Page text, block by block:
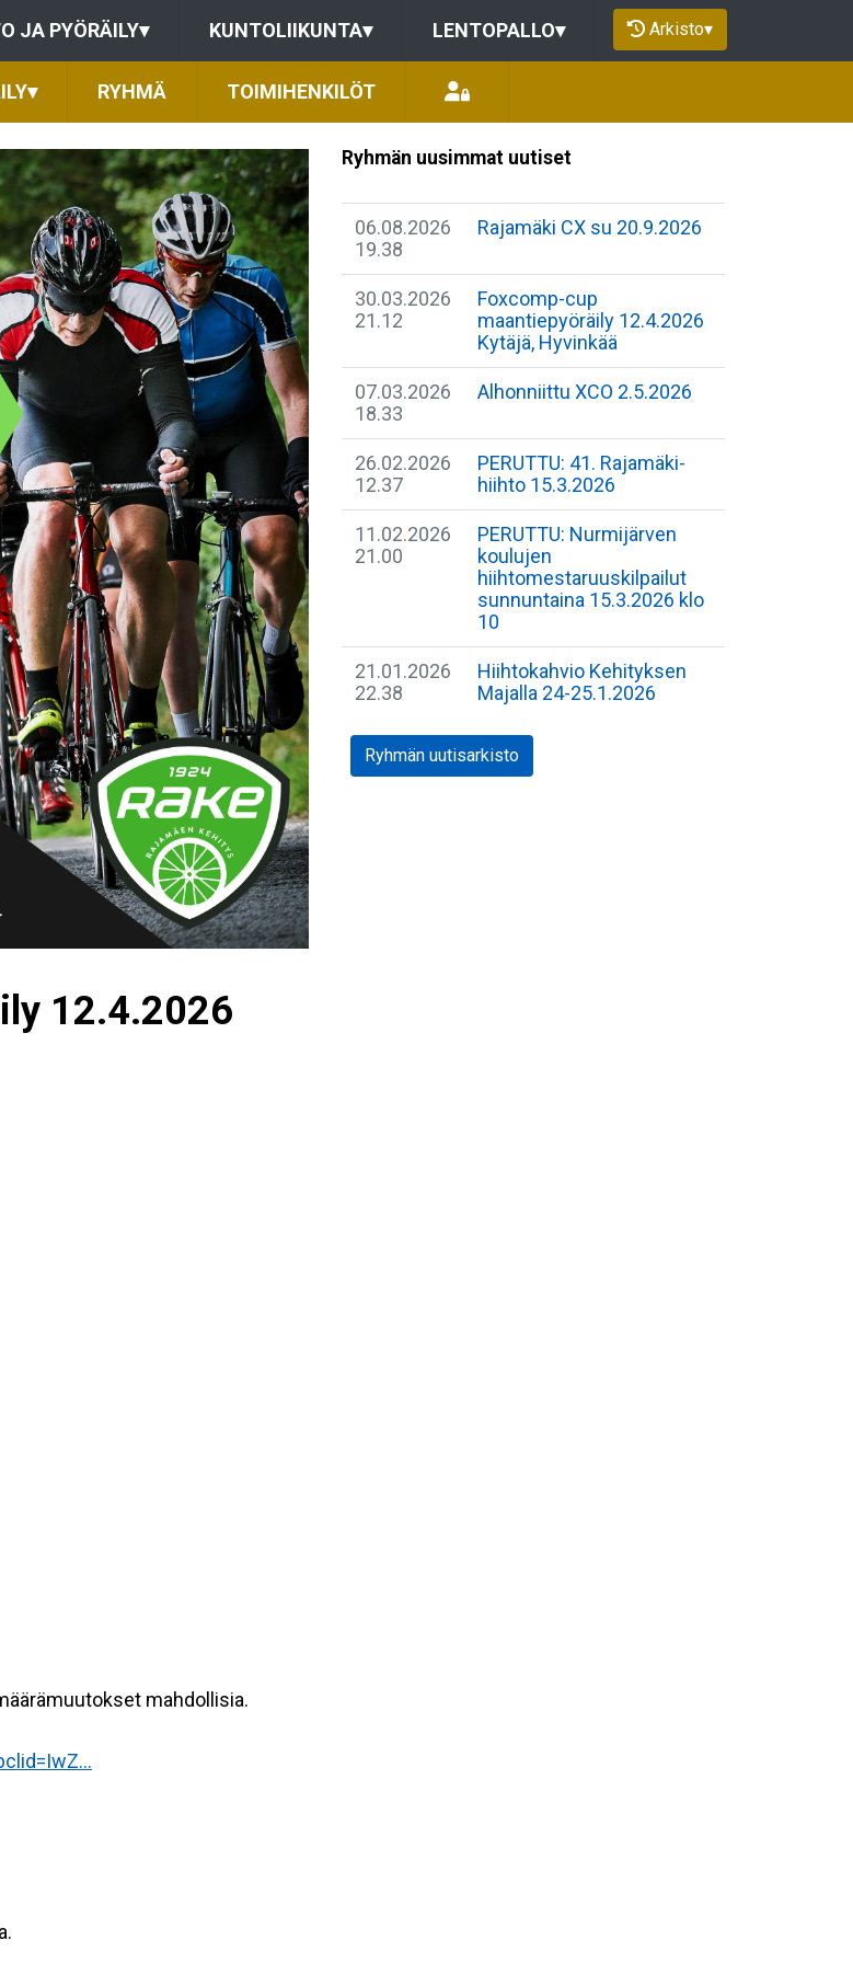
JA PYÖRÄILY▾ KUNTOLIIKUNTA▾ LENTOPALLO▾ Arkisto▾
▾ RYHMÄ TOIMIHENKILÖT
12.4.2026
mahdollisia.
Ryhmän uusimmat uutiset
06.08.2026
19.38
Rajamäki CX su 20.9.2026
30.03.2026
21.12
Foxcomp-cup
maantiepyöräily 12.4.2026
Kytäjä, Hyvinkää
07.03.2026
18.33
Alhonniittu XCO 2.5.2026
26.02.2026
12.37
PERUTTU: 41. Rajamäki-
hiihto 15.3.2026
11.02.2026
21.00
PERUTTU: Nurmijärven
koulujen
hiihtomestaruuskilpailut
sunnuntaina 15.3.2026 klo
10
21.01.2026
22.38
Hiihtokahvio Kehityksen
Majalla 24-25.1.2026
Ryhmän uutisarkisto